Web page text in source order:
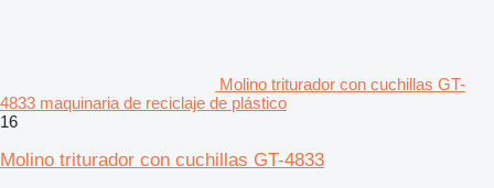
Molino triturador con cuchillas GT-
4833 maquinaria de reciclaje de plástico
16
Molino triturador con cuchillas GT-4833